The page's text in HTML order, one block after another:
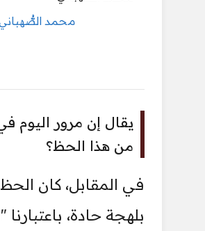
محمد
يقال إن مرور اليوم
من هذا الحظ؟
في المقابل، كان
بلهجة حادة،